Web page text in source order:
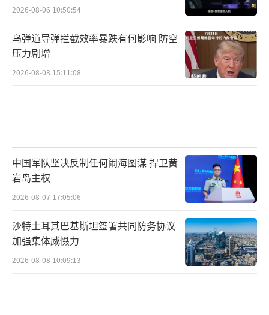
2026-08-06 10:50:54
乌弹道导弹拦截效率暴跌有何影响 防空
压力剧增
2026-08-08 15:11:08
中国军队坚决反制任何闹海图谋 捍卫黄
岩岛主权
2026-08-07 17:05:06
沙特土耳其巴基斯坦签署共同防务协议
加强集体威慑力
2026-08-08 10:09:13